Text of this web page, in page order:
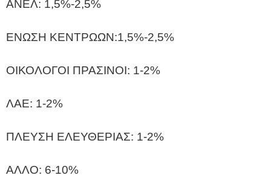
ΑΝΕΛ: 1,5%-2,5%
ΕΝΩΣΗ ΚΕΝΤΡΩΩΝ:1,5%-2,5%
OΙΚΟΛΟΓΟΙ ΠΡΑΣΙΝΟΙ: 1-2%
ΛΑΕ: 1-2%
ΠΛΕΥΣΗ ΕΛΕΥΘΕΡΙΑΣ: 1-2%
ΑΛΛΟ: 6-10%